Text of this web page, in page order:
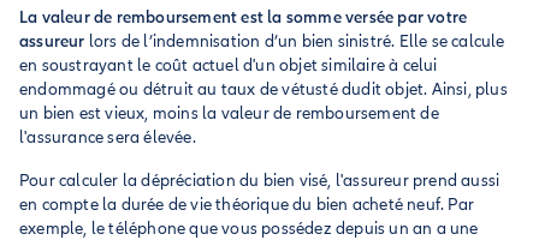
La valeur de remboursement est la somme versée par votre
assureur lors de l’indemnisation d’un bien sinistré. Elle se calcule
en soustrayant le coût actuel d'un objet similaire à celui
endommagé ou détruit au taux de vétusté dudit objet. Ainsi, plus
un bien est vieux, moins la valeur de remboursement de
l'assurance sera élevée.
Pour calculer la dépréciation du bien visé, l'assureur prend aussi
en compte la durée de vie théorique du bien acheté neuf. Par
exemple, le téléphone que vous possédez depuis un an a une